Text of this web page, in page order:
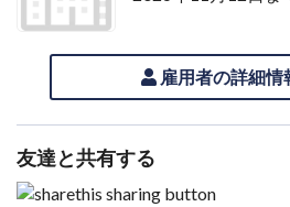
雇用者の詳細情
友達と共有する